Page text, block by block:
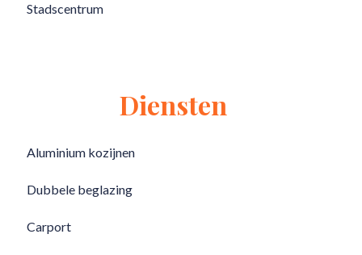
Stadscentrum
Diensten
Aluminium kozijnen
Dubbele beglazing
Carport